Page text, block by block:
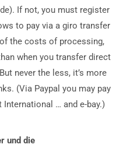
If not, you must register
to pay via a giro transfer
the costs of processing,
when you transfer direct
never the less, it’s more
(Via Paypal you may pay
… and e-bay.)
und die